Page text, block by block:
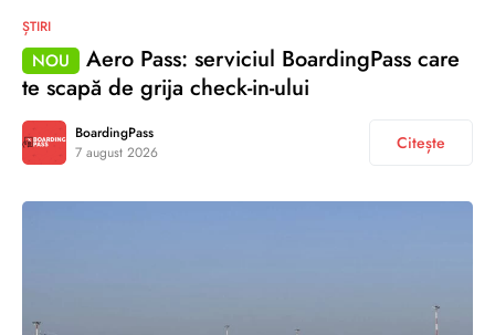
ȘTIRI
NOU
Aero Pass: serviciul BoardingPass care
te scapă de grija check-in-ului
BoardingPass
7 august 2026
Citește